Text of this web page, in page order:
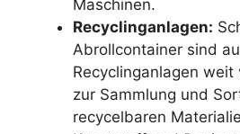
Maschinen.
Recyclinganlagen:
Abrollcontainer sind
Recyclinganlagen
zur Sammlung und
recycelbaren